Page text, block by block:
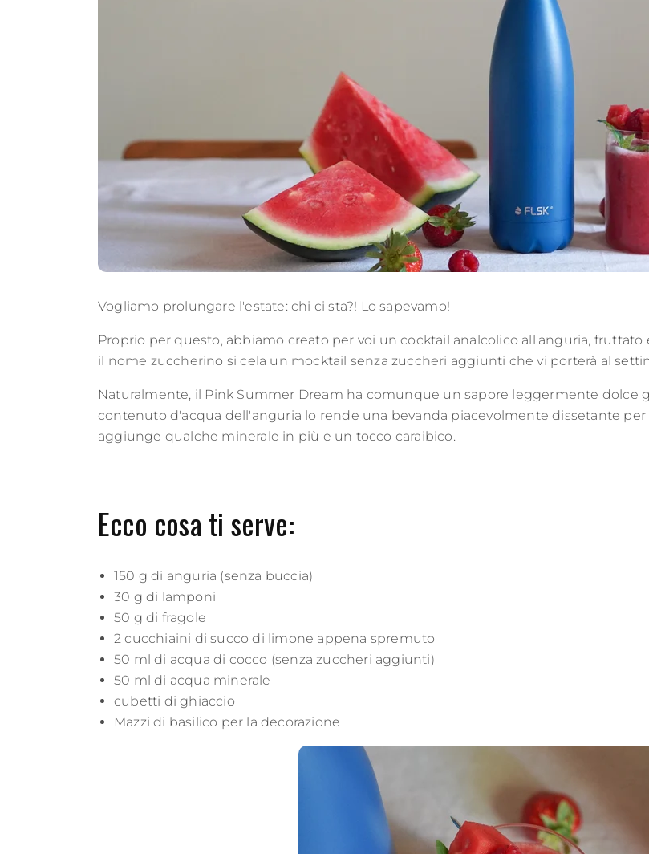
Vogliamo prolungare l'estate: chi ci sta?! Lo sapevamo!
Proprio per questo, abbiamo creato per voi un cocktail analcolico all'anguria, fruttato
il nome zuccherino si cela un mocktail senza zuccheri aggiunti che vi porterà al
Naturalmente, il Pink Summer Dream ha comunque un sapore leggermente dolce
contenuto d'acqua dell'anguria lo rende una bevanda piacevolmente dissetante
aggiunge qualche minerale in più e un tocco caraibico.
Ecco cosa ti serve:
150 g di anguria (senza buccia)
30 g di lamponi
50 g di fragole
2 cucchiaini di succo di limone appena spremuto
50 ml di acqua di cocco (senza zuccheri aggiunti)
50 ml di acqua minerale
cubetti di ghiaccio
Mazzi di basilico per la decorazione